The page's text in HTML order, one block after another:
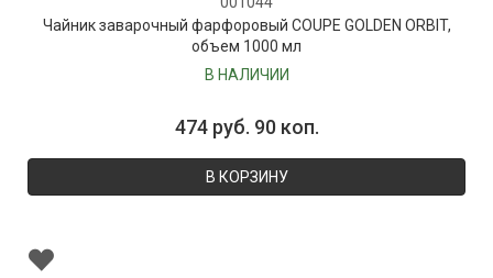
Чайник заварочный фарфоровый COUPE GOLDEN ORBIT,
объем 1000 мл
В НАЛИЧИИ
474 руб. 90 коп.
В КОРЗИНУ